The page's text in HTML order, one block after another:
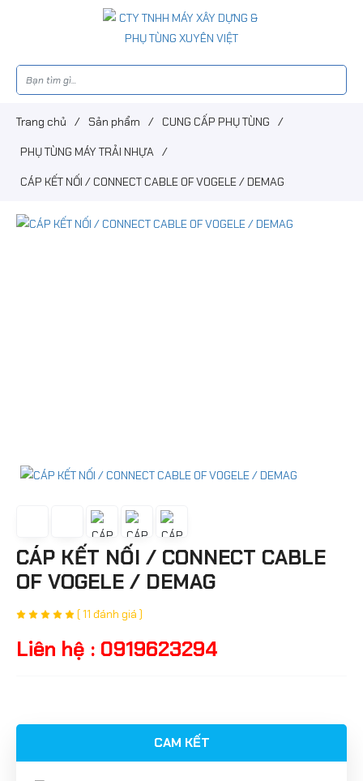
Trang chủ / Sản phẩm / CUNG CẤP PHỤ TÙNG /
PHỤ TÙNG MÁY TRẢI NHỰA /
CÁP KẾT NỐI / CONNECT CABLE OF VOGELE / DEMAG
CÁP KẾT NỐI / CONNECT CABLE
OF VOGELE / DEMAG
( 11 đánh giá )
Liên hệ : 0919623294
CAM KẾT